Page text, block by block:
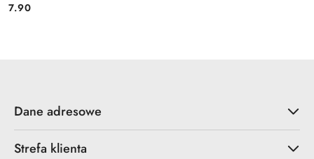
Cena:
7.90
Dane adresowe
Strefa klienta